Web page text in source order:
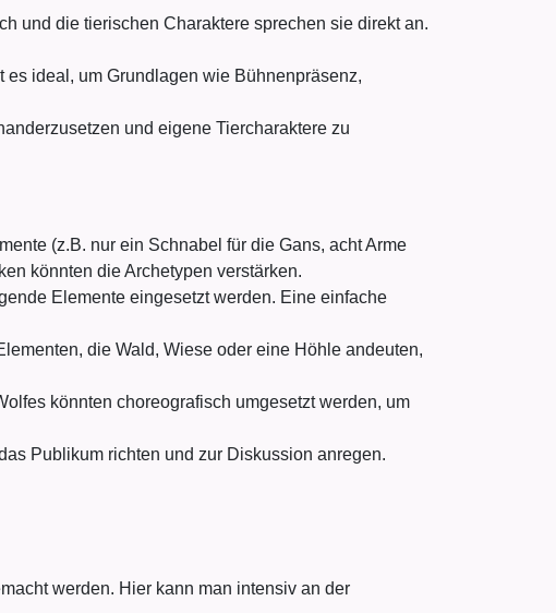
und die tierischen Charaktere sprechen sie direkt an.
ideal, um Grundlagen wie Bühnenpräsenz,
und eigene Tiercharaktere zu
(z.B. nur ein Schnabel für die Gans, acht Arme
könnten die Archetypen verstärken.
Elemente eingesetzt werden. Eine einfache
die Wald, Wiese oder eine Höhle andeuten,
könnten choreografisch umgesetzt werden, um
Publikum richten und zur Diskussion anregen.
werden. Hier kann man intensiv an der